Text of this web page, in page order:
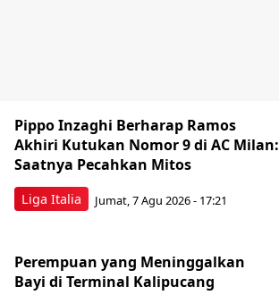
Liga Italia
Pippo Inzaghi Berharap Ramos
Akhiri Kutukan Nomor 9 di AC Milan:
Saatnya Pecahkan Mitos
Jumat, 7 Agu 2026 - 17:21
Perempuan yang Meninggalkan
Bayi di Terminal Kalipucang